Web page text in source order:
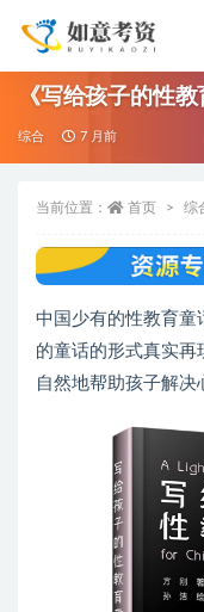
《写给孩子的性
综合 7 月前
当前位置： 首页 综
中国少有的性教育童
的童话的形式真实再
自然地帮助孩子解决